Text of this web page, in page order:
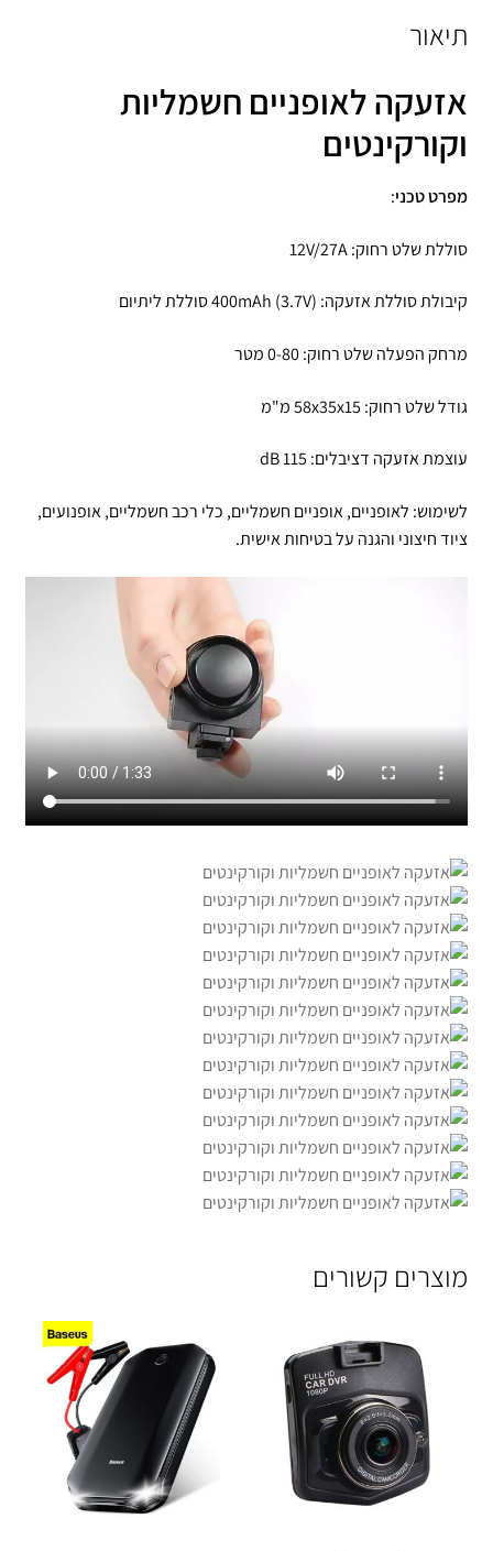
תיאור
אזעקה לאופניים חשמליות
וקורקינטים
מפרט טכני:
סוללת שלט רחוק: 12V/27A
קיבולת סוללת אזעקה: 400mAh (3.7V) סוללת ליתיום
מרחק הפעלה שלט רחוק: 0-80 מטר
גודל שלט רחוק: 58x35x15 מ"מ
עוצמת אזעקה דציבלים: 115 dB
לשימוש: לאופניים, אופניים חשמליים, כלי רכב חשמליים, אופנועים,
ציוד חיצוני והגנה על בטיחות אישית.
מוצרים קשורים